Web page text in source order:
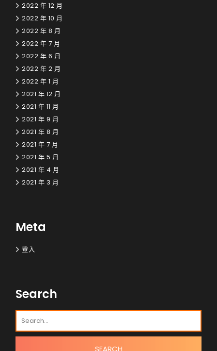
2022 年 12 月
2022 年 10 月
2022 年 8 月
2022 年 7 月
2022 年 6 月
2022 年 2 月
2022 年 1 月
2021 年 12 月
2021 年 11 月
2021 年 9 月
2021 年 8 月
2021 年 7 月
2021 年 5 月
2021 年 4 月
2021 年 3 月
Meta
登入
Search